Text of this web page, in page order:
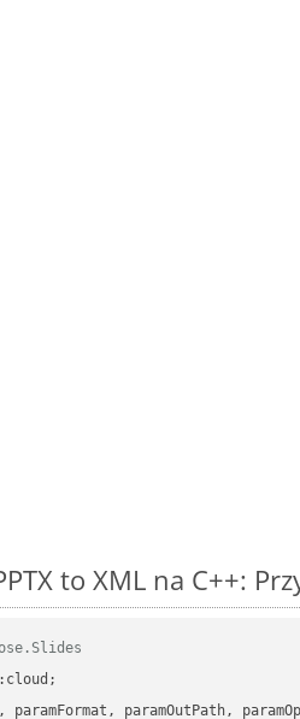
to XML na C++:
paramFormat, paramOutPath,